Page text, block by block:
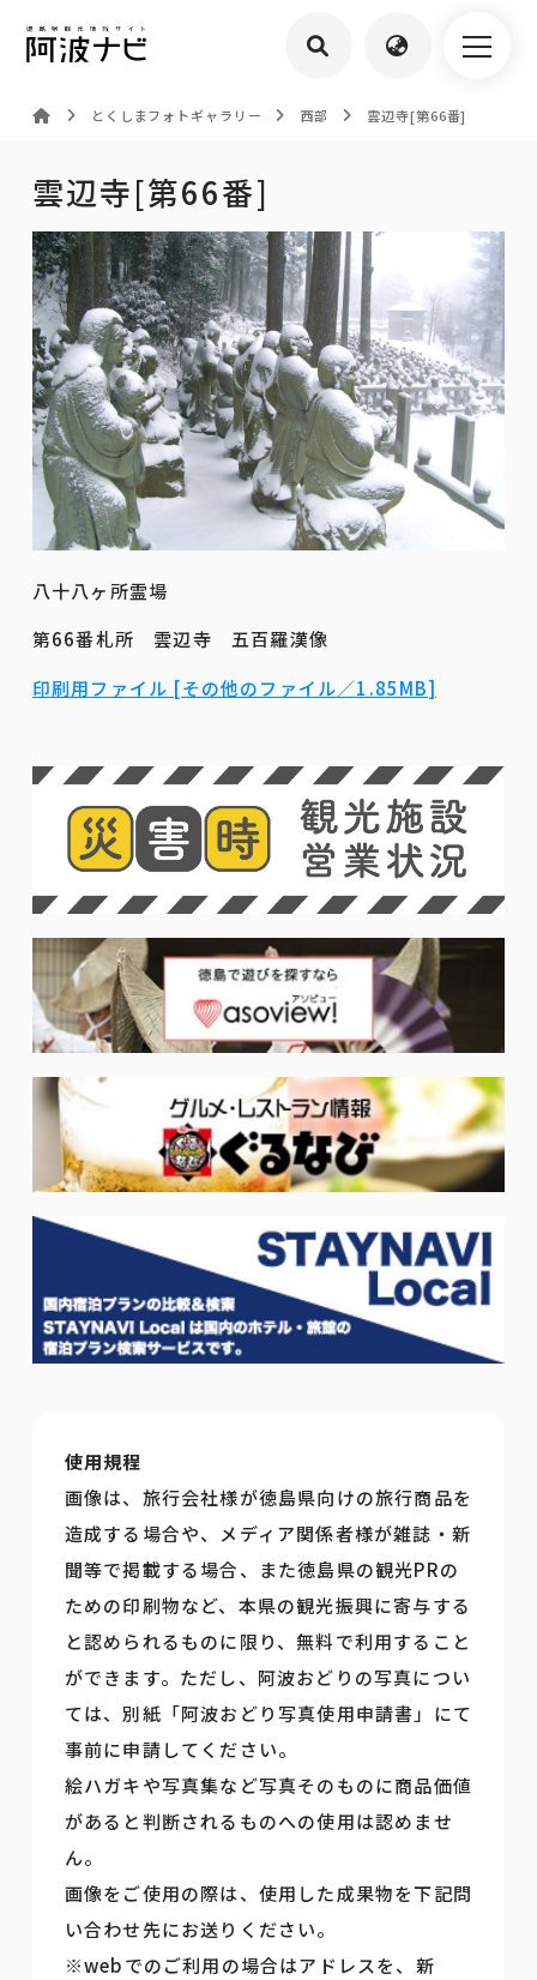
とくしまフォトギャラリー 西部 雲辺寺[第66番]
雲辺寺[第66番]
八十八ヶ所霊場
第66番札所 雲辺寺 五百羅漢像
印刷用ファイル [その他のファイル／1.85MB]
使用規程
画像は、旅行会社様が徳島県向けの旅行商品を
造成する場合や、メディア関係者様が雑誌・新
聞等で掲載する場合、また徳島県の観光PRの
ための印刷物など、本県の観光振興に寄与する
と認められるものに限り、無料で利用すること
ができます。ただし、阿波おどりの写真につい
ては、別紙「阿波おどり写真使用申請書」にて
事前に申請してください。
絵ハガキや写真集など写真そのものに商品価値
があると判断されるものへの使用は認めませ
ん。
画像をご使用の際は、使用した成果物を下記問
い合わせ先にお送りください。
※webでのご利用の場合はアドレスを、新